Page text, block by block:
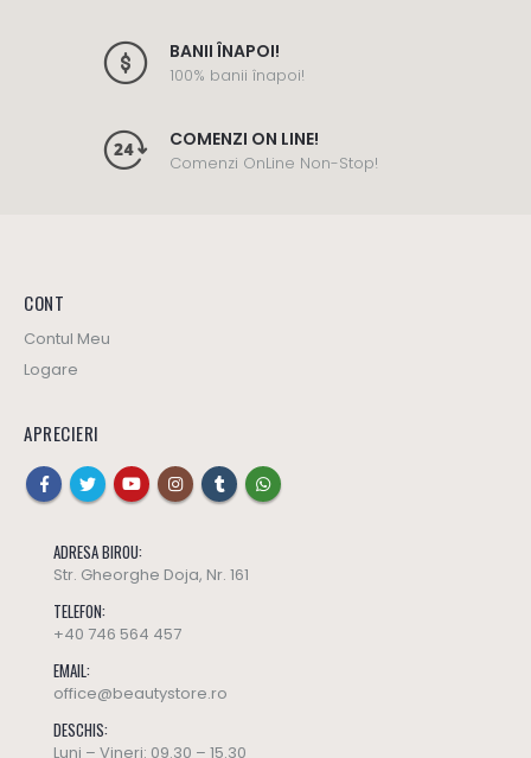
BANII ÎNAPOI!
100% banii înapoi!
COMENZI ON LINE!
Comenzi OnLine Non-Stop!
CONT
Contul Meu
Logare
APRECIERI
ADRESA BIROU:
Str. Gheorghe Doja, Nr. 161
TELEFON:
+40 746 564 457
EMAIL:
office@beautystore.ro
DESCHIS:
Luni – Vineri: 09.30 – 15.30